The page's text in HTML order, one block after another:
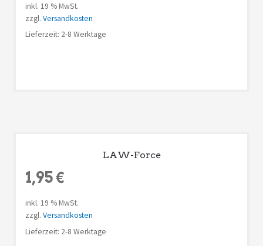
inkl. 19 % MwSt.
zzgl. Versandkosten
Lieferzeit: 2-8 Werktage
LAW-Force
1,95€
inkl. 19 % MwSt.
zzgl. Versandkosten
Lieferzeit: 2-8 Werktage